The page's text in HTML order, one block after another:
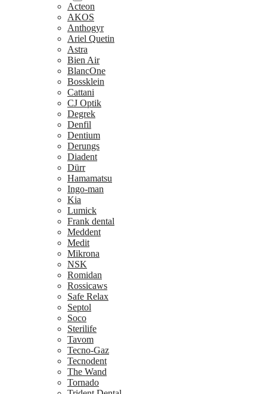
Acteon
AKOS
Anthogyr
Ariel Quetin
Astra
Bien Air
BlancOne
Bossklein
Cattani
CJ Optik
Degrek
Denfil
Dentium
Derungs
Diadent
Dürr
Hamamatsu
Ingo-man
Kia
Lumick
Frank dental
Meddent
Medit
Mikrona
NSK
Romidan
Rossicaws
Safe Relax
Septol
Soco
Sterilife
Tavom
Tecno-Gaz
Tecnodent
The Wand
Tornado